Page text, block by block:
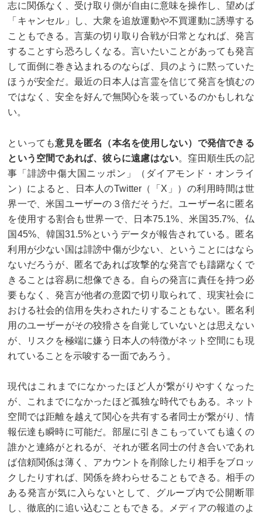
志に関係なく、受け取り側が自由に意味を操作し、望めば
「キャンセル」し、大衆を追放運動や不買運動に誘導する
こともできる。言葉の切り取り合戦が日常となれば、発言
することすら恐ろしくなる。言いたいことがあっても発言
して面倒に巻き込まれるのならば、貝のように黙っていた
ほうが安全だ。最近の日本人は言霊を信じて発言を慎むの
ではなく、安全を好んで無関心を装っているのかもしれな
い。
といっても意見を匿名（本名を使用しない）で発信できる
という空間であれば、彼らに遠慮はない。窪田順生氏の記
事「誹謗中傷大国ニッポン」（ダイアモンド・オンライ
ン）によると、日本人のTwitter（「X」）の利用時間は世
界一で、米国ユーザーの３倍だそうだ。ユーザー名に匿名
を使用する割合も世界一で、日本75.1%、米国35.7%、仏
国45%、韓国31.5%というデータが報告されている。匿名
利用が少ない国は誹謗中傷が少ない、ということにはなら
ないだろうが、匿名であれば攻撃的な発言でも躊躇なくで
きることは容易に想像できる。自らの発言に責任を持つ必
要もなく、発言が他者の意図で切り取られて、現実社会に
おける社会的信用を失わされたりすることもない。匿名利
用のユーザーがその狡猾さを自覚していないとは思えない
が、リスクを極端に嫌う日本人の特徴がネット空間にも現
れていることを示唆する一面であろう。
現代はこれまでになかったほど人が繋がりやすくなった
が、これまでになかったほど孤独な時代でもある。ネット
空間では距離を越えて関心を共有する者同士が繋がり、情
報伝達も瞬時に可能だ。部屋に引きこもっていても遠くの
誰かと連絡がとれるが、それが匿名同士の付き合いであれ
ば信頼関係は薄く、アカウントを削除したり相手をブロッ
クしたりすれば、関係を終わらせることもできる。相手の
ある発言が気に入らないとして、グループ内で公開断罪
し、徹底的に追い込むこともできる。メディアの報道のよ